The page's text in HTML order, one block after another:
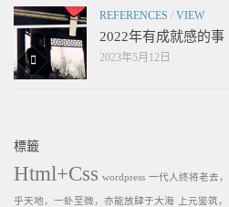
REFERENCES / VIEW
2022年有成就感的事
2023年5月12日
標籤
Html+Css wordpress 一代人终将老去
乎天地，一虲至微，亦能放肆于大海 上元鉴筑